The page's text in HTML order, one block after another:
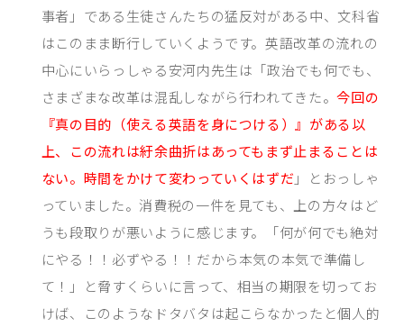
事者」である生徒さんたちの猛反対がある中、文科省
はこのまま断行していくようです。英語改革の流れの
中心にいらっしゃる安河内先生は「政治でも何でも、
さまざまな改革は混乱しながら行われてきた。今回の
『真の目的（使える英語を身につける）』がある以
上、この流れは紆余曲折はあってもまず止まることは
ない。時間をかけて変わっていくはずだ 」とおっしゃ
っていました。消費税の一件を見ても、上の方々はど
うも段取りが悪いように感じます。「何が何でも絶対
にやる！！必ずやる！！だから本気の本気で準備し
て！」と脅すくらいに言って、相当の期限を切ってお
けば、このようなドタバタは起こらなかったと個人的